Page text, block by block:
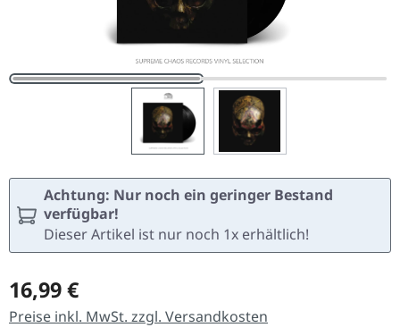
Achtung: Nur noch ein geringer Bestand
verfügbar!
Dieser Artikel ist nur noch 1x erhältlich!
Regulärer Preis:
16,99 €
Preise inkl. MwSt. zzgl. Versandkosten